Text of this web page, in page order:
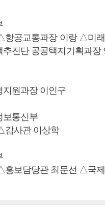
항공교통과장 이랑 △미
진단 공공택지기획과
원과장 이인구
통신부
감사관 이상학
홍보담당관 최문선 △국